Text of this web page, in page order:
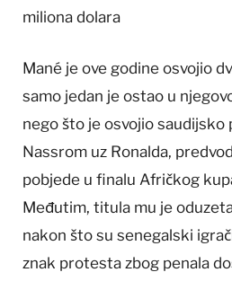
miliona dolara
Mané je ove godine osvojio
samo jedan je ostao u
nego što je osvojio saudijsko
Nassrom uz Ronalda,
pobjede u finalu Afričkog
Međutim, titula mu je
nakon što su senegalski
znak protesta zbog penala